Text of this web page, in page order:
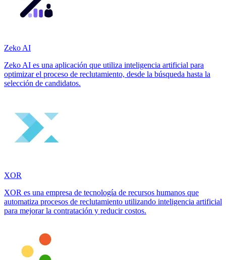
Zeko AI
Zeko AI es una aplicación que utiliza inteligencia artificial para
optimizar el proceso de reclutamiento, desde la búsqueda hasta la
selección de candidatos.
XOR
XOR es una empresa de tecnología de recursos humanos que
automatiza procesos de reclutamiento utilizando inteligencia artificial
para mejorar la contratación y reducir costos.